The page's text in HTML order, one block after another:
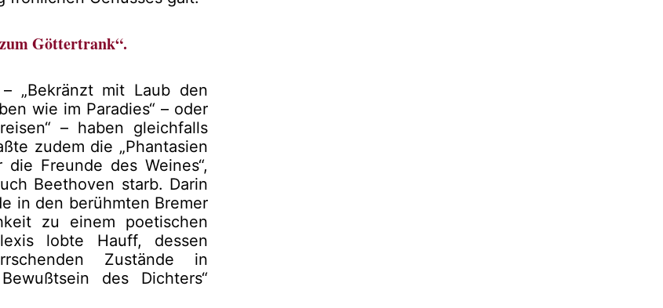
Göttertrank“.
„Bekränzt mit Laub den
wie im Paradies“ – oder
– haben gleichfalls
zudem die „Phantasien
Freunde des Weines“,
Beethoven starb. Darin
in den berühmten Bremer
zu einem poetischen
lobte Hauff, dessen
Zustände in
des Dichters“